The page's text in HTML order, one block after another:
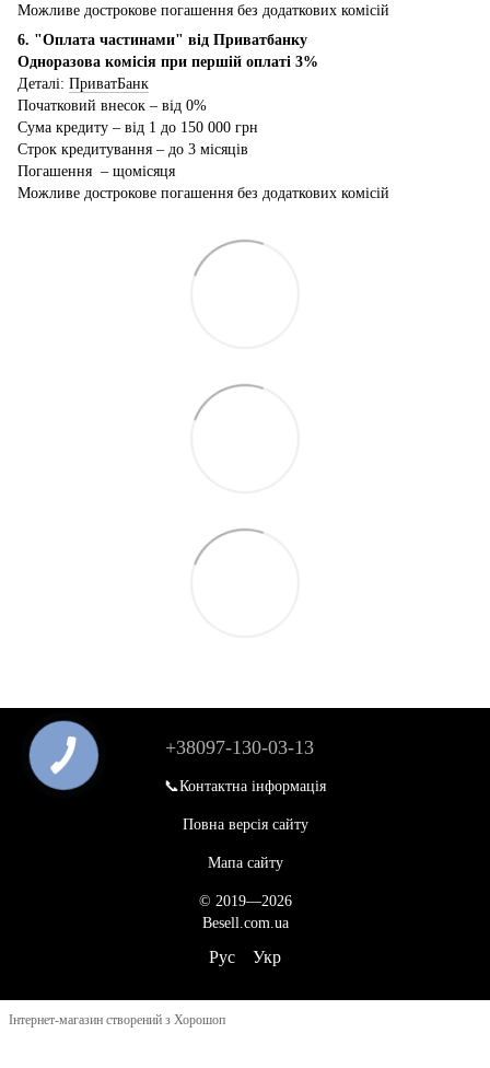
Можливе дострокове погашення без додаткових комісій
6. "Оплата частинами" від Приватбанку
Одноразова комісія при першій оплаті 3%
Деталі: ПриватБанк
Початковий внесок – від 0%
Сума кредиту – від 1 до 150 000 грн
Строк кредитування – до 3 місяців
Погашення – щомісяця
Можливе дострокове погашення без додаткових комісій
+38097-130-03-13
📞Контактна інформація
Повна версія сайту
Мапа сайту
© 2019—2026
Besell.com.ua
Рус Укр
Інтернет-магазин створений з Хорошоп